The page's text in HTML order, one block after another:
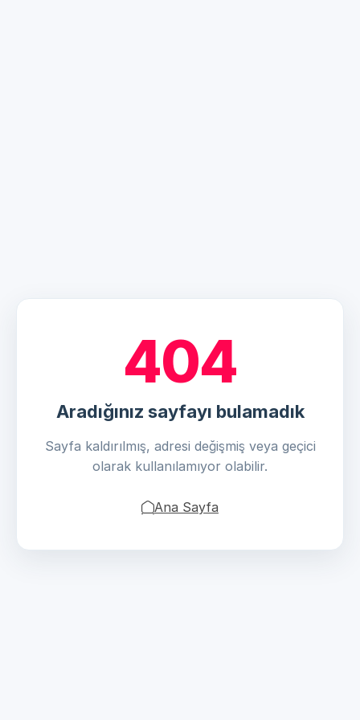
404
Aradığınız sayfayı bulamadık
Sayfa kaldırılmış, adresi değişmiş veya geçici
olarak kullanılamıyor olabilir.
Ana Sayfa